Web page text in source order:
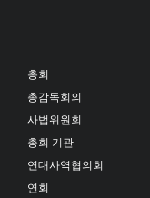
총회
총감독회의
사법위원회
총회 기관
연대사역협의회
연회